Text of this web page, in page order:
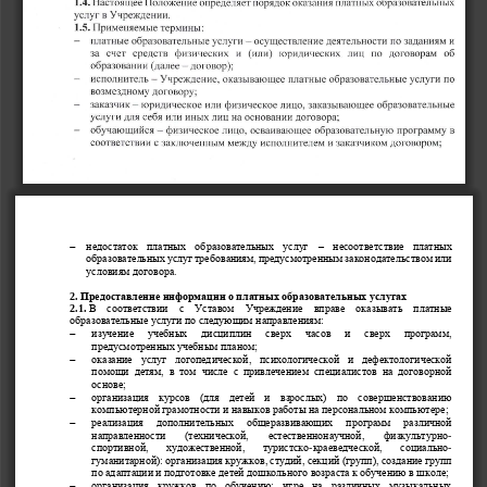
недостаток  платных  образовательных  услуг –
несоответствие  платных
образовательных услуг требованиям, предусмотренным законодательством или
условиям договора.
2. Предоставление информации о платных образовательных услугах
2.1. В  соответствии  с  Уставом Учреждение вправе
оказывать  платные
образовательные услуги по следующим направлениям:

изучение  учебных  дисциплин  сверх  часов  и  сверх  программ,
предусмотренных учебным планом;
оказание  услуг  логопедической,  психологической  и  дефектологической
помощи детям, в том числе с привлечением специалистов на договорной
основе;
организация  курсов  (для  детей  и  взрослых)  по  совершенствованию
компьютерной грамотности и навыков работы на персональном компьютере;

реализация  дополнительных  общеразвивающих  программ  различной
направленности   (технической,   естественнонаучной,   физкультурно-
спортивной,  художественной,  туристско-краеведческой,  социально-
гуманитарной): организация кружков, студий, секций (групп), создание групп
по адаптации и подготовке детей дошкольного возраста к обучению в школе;
организация  кружков  по  обучению:  игре  на  различных  музыкальных